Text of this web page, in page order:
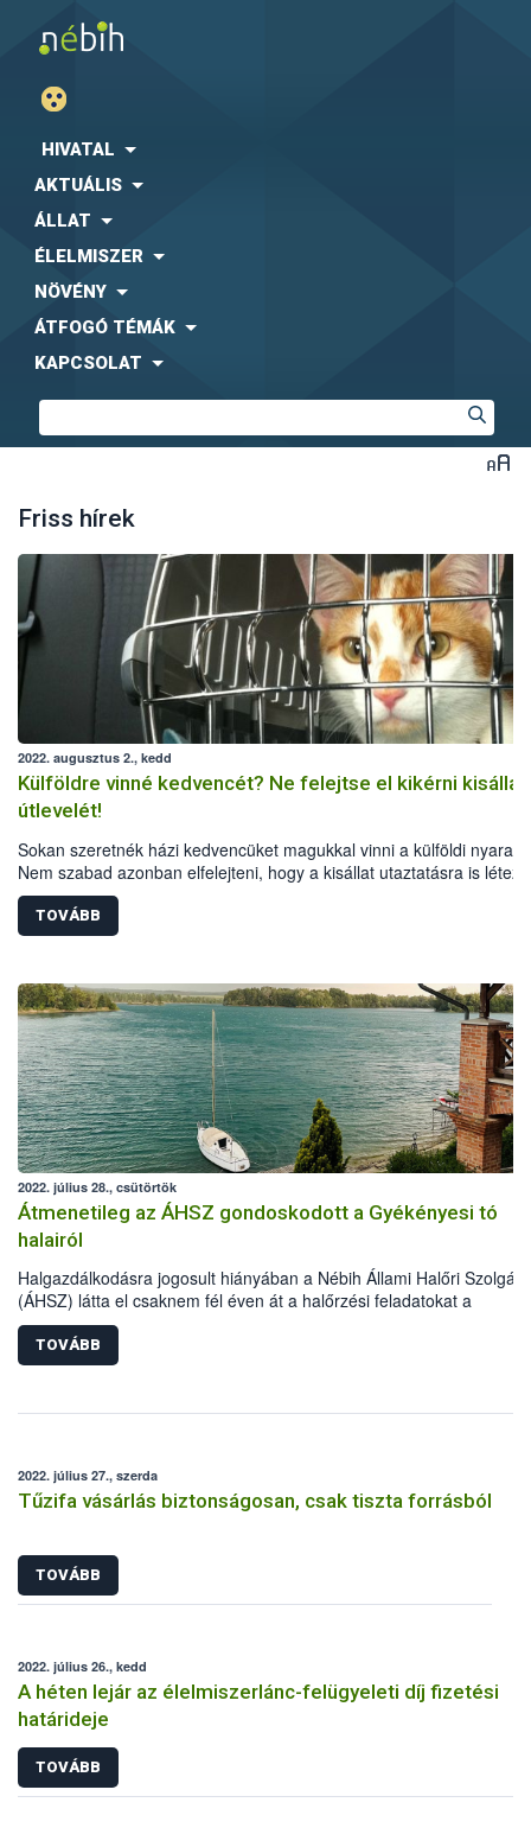
HIVATAL
AKTUÁLIS
ÁLLAT
ÉLELMISZER
NÖVÉNY
ÁTFOGÓ TÉMÁK
KAPCSOLAT
Friss hírek
2022. augusztus 2., kedd
Külföldre vinné kedvencét? Ne felejtse el kikérni
útlevelét!
Sokan szeretnék házi kedvencüket magukkal vinni a külföldi
Nem szabad azonban elfelejteni, hogy a kisállat utaztatásra is
egységes Európai Uniós szabályok, a különböző országok pedig
speciális feltételeket is előírhatnak. A Nemzeti Élelmiszerlánc-
Hivatal összegyűjtötte a legfontosabb tudnivalókat a kutyák,
TOVÁBB
2022. július 28., csütörtök
Átmenetileg az ÁHSZ gondoskodott a Gyékényesi tó
halairól
Halgazdálkodásra jogosult hiányában a Nébih Állami Halőri
(ÁHSZ) látta el csaknem fél éven át a halőrzési feladatokat a
Gyékényesi horgásztavon. Ezalatt a halőrök 120 kg haltetemet
szállíttattak el ártalmatlanításra, 8 esetben indítottak eljárást az
horgászati tilalom megszegése miatt, valamint több tucat illegális
TOVÁBB
2022. július 27., szerda
Tűzifa vásárlás biztonságosan, csak tiszta forrásból
TOVÁBB
2022. július 26., kedd
A héten lejár az élelmiszerlánc-felügyeleti díj fizetési
határideje
TOVÁBB